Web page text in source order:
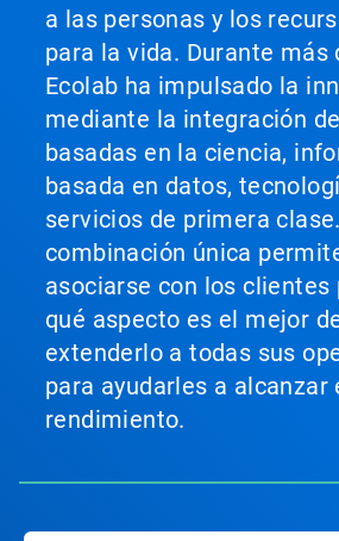
a las personas y los
para la vida. Durante más
Ecolab ha impulsado la
mediante la integración
basadas en la ciencia,
basada en datos,
servicios de primera
combinación única
asociarse con los clientes
qué aspecto es el mejor
extenderlo a todas sus
para ayudarles a alcanzar
rendimiento.